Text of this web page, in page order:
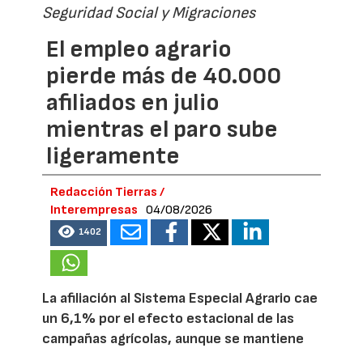
Seguridad Social y Migraciones
El empleo agrario
pierde más de 40.000
afiliados en julio
mientras el paro sube
ligeramente
Redacción Tierras /
Interempresas
04/08/2026
1402
La afiliación al Sistema Especial Agrario cae
un 6,1% por el efecto estacional de las
campañas agrícolas, aunque se mantiene